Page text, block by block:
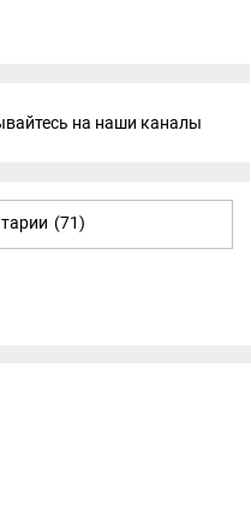
на наши каналы
(71)